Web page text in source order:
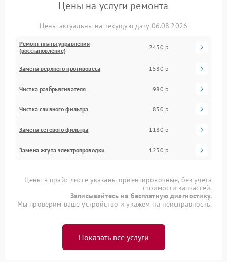
Цены на услуги ремонта
Цены актуальны на текущую дату 06.08.2026
Ремонт платы управления
(восстановление)
2430 р
Замена верхнего противовеса 1580 р
Чистка разбрызгивателя 980 р
Чистка сливного фильтра 830 р
Замена сетевого фильтра 1180 р
Замена жгута электропроводки 1230 р
Цены в прайс-листе указаны ориентировочные, без учета
стоимости запчастей.
Записывайтесь на бесплатную диагностику.
Мы проверим ваше устройство и укажем на неисправность.
Показать все услуги